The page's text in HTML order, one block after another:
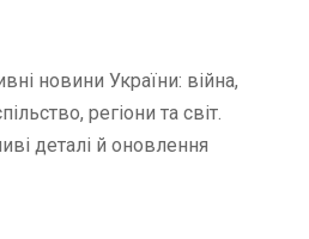
новини України: війна,
регіони та світ.
деталі й оновлення